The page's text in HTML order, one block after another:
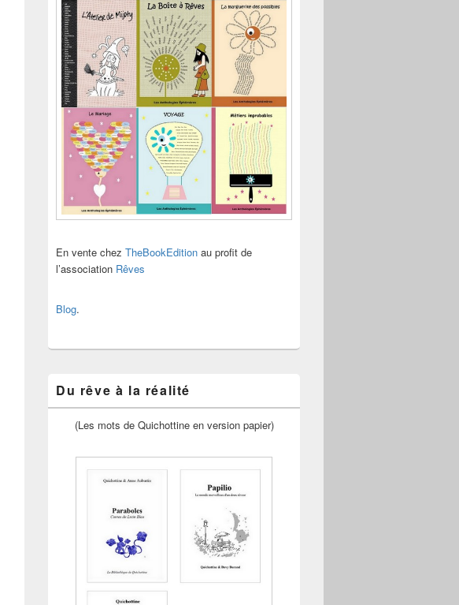
En vente chez TheBookEdition au profit de
l’association Rêves
Blog.
Du rêve à la réalité
(Les mots de Quichottine en version papier)